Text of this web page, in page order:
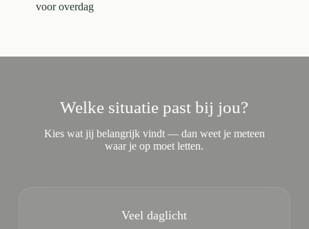
voor overdag
Welke situatie past bij jou?
Kies wat jij belangrijk vindt — dan weet je meteen
waar je op moet letten.
Veel daglicht